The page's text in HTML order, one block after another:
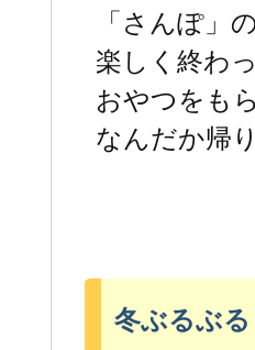
「さんぽ」
楽しく終わ
おやつをも
なんだか帰
冬ぶるぶる